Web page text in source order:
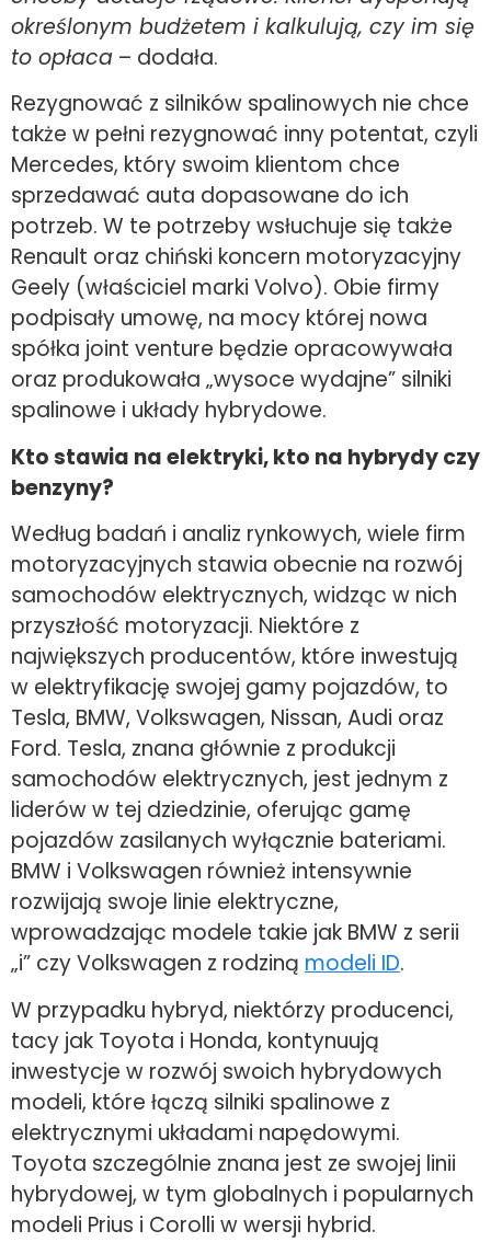
określonym budżetem i kalkulują, czy im się
to opłaca – dodała.
Rezygnować z silników spalinowych nie chce
także w pełni rezygnować inny potentat, czyli
Mercedes, który swoim klientom chce
sprzedawać auta dopasowane do ich
potrzeb. W te potrzeby wsłuchuje się także
Renault oraz chiński koncern motoryzacyjny
Geely (właściciel marki Volvo). Obie firmy
podpisały umowę, na mocy której nowa
spółka joint venture będzie opracowywała
oraz produkowała „wysoce wydajne” silniki
spalinowe i układy hybrydowe.
Kto stawia na elektryki, kto na hybrydy czy
benzyny?
Według badań i analiz rynkowych, wiele firm
motoryzacyjnych stawia obecnie na rozwój
samochodów elektrycznych, widząc w nich
przyszłość motoryzacji. Niektóre z
największych producentów, które inwestują
w elektryfikację swojej gamy pojazdów, to
Tesla, BMW, Volkswagen, Nissan, Audi oraz
Ford. Tesla, znana głównie z produkcji
samochodów elektrycznych, jest jednym z
liderów w tej dziedzinie, oferując gamę
pojazdów zasilanych wyłącznie bateriami.
BMW i Volkswagen również intensywnie
rozwijają swoje linie elektryczne,
wprowadzając modele takie jak BMW z serii
„i” czy Volkswagen z rodziną modeli ID.
W przypadku hybryd, niektórzy producenci,
tacy jak Toyota i Honda, kontynuują
inwestycje w rozwój swoich hybrydowych
modeli, które łączą silniki spalinowe z
elektrycznymi układami napędowymi.
Toyota szczególnie znana jest ze swojej linii
hybrydowej, w tym globalnych i popularnych
modeli Prius i Corolli w wersji hybrid.